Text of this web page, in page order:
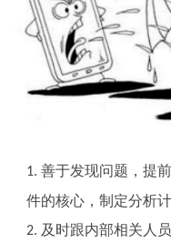
1. 善于发现问题，提
件的核心，制定分析
2. 及时跟内部相关人